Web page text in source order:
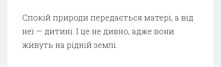
Спокій природи передається матері, а від
неї — дитині. І це не дивно, адже вони
живуть на рідній землі.